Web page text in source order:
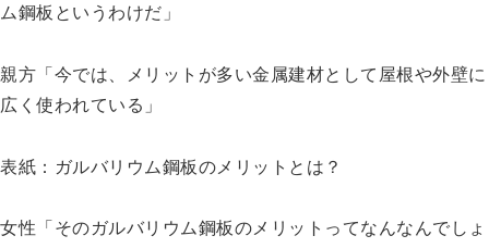
ム鋼板というわけだ」
親方「今では、メリットが多い金属建材として屋根や外壁に
広く使われている」
表紙：ガルバリウム鋼板のメリットとは？
女性「そのガルバリウム鋼板のメリットってなんなんでしょ